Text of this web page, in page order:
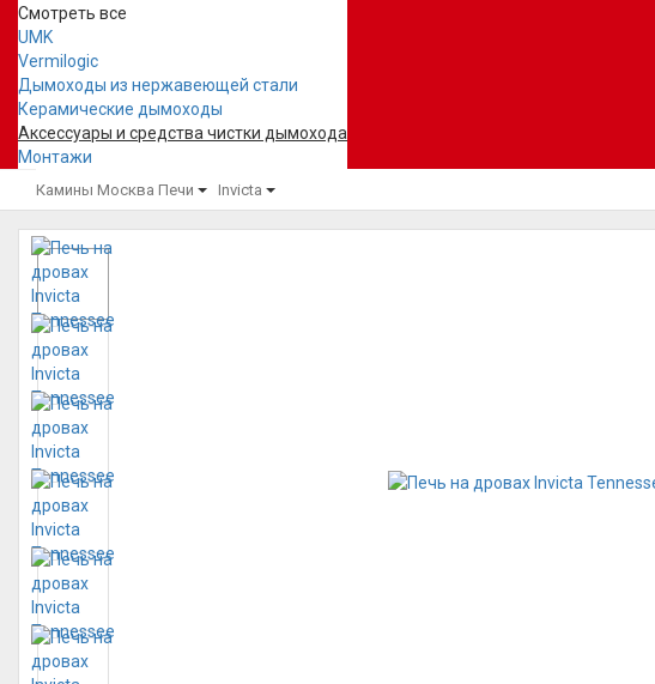
Смотреть все
UMK
Vermilogic
Дымоходы из нержавеющей стали
Керамические дымоходы
Аксессуары и средства чистки дымохода
Монтажи
Камины Москва Печи Invicta